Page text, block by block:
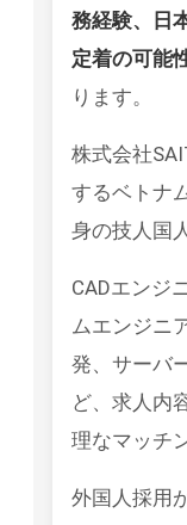
務経験、日
定着の可能
ります。
株式会社
するベトナ
身の技人国
CADエンジ
ムエンジニ
発、サーバ
ど、求人内
理なマッチ
外国人採用